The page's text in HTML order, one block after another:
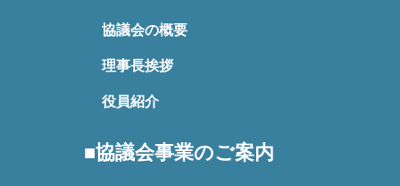
協議会の概要
理事長挨拶
役員紹介
協議会事業のご案内